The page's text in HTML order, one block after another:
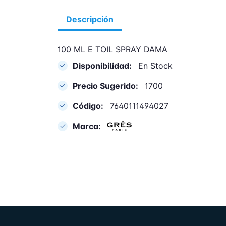
Descripción
100 ML E TOIL SPRAY DAMA
Disponibilidad:
En Stock
Precio Sugerido:
1700
Código:
7640111494027
Marca: